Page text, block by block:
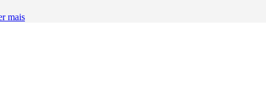
mais